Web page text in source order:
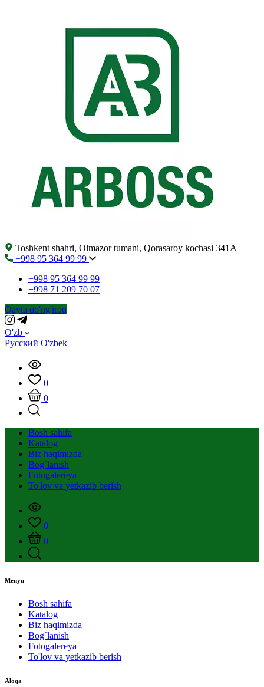
Toshkent shahri, Olmazor tumani, Qorasaroy kochasi 341A
+998 95 364 99 99
+998 95 364 99 99
+998 71 209 70 07
Qayta qo'ng'iroq
O'zb
Русский O'zbek
0
0
Bosh sahifa
Katalog
Biz haqimizda
Bog`lanish
Fotogalereya
To'lov va yetkazib berish
0
0
Menyu
Bosh sahifa
Katalog
Biz haqimizda
Bog`lanish
Fotogalereya
To'lov va yetkazib berish
Aloqa